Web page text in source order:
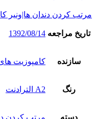
مرتب کردن دندان ها|ونیر
تاریخ مراجعه 1392/08/14
سازنده کامپوزیت
رنگ A2 الترادنت
دسته مرتب کردن